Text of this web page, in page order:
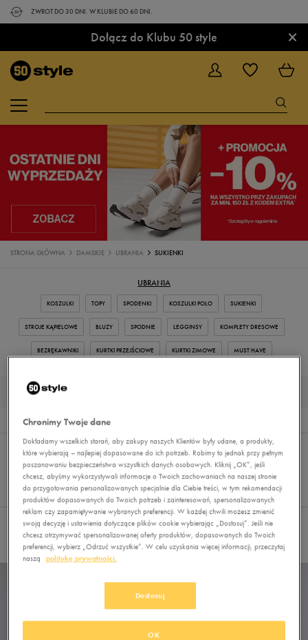
ZWROT DO 30 DNI. W KLUBIE DO 60 DNI.
Dołącz do Klubu 50 style ×
STRONA GŁÓWNA DAMSKIE UBRANIA SUKIENKI
UBRANIA
KOSZULKI TOPY SPODENKI KOSZULKI POLO SUKIENKI
STROJE KĄPIELOWE BLUZY SPODNIE LEGGINSY KOMPLETY DRESOWE
BEZRĘKAWNIKI KURTKI PRZEJŚCIOWE KURTKI ZIMOWE MUST HAVE
6
Wyników
Sortuj:
REKOMENDOWANE
FILTRUJ (1)
Pokaż
60
z 6
Wybrane filtry: SUKIENKA Wyczyść filtry
Chronimy Twoje dane
Dokładamy wszelkich starań, aby zakupy naszych Klientów były udane, a produkty,
które wybierają – najlepiej dopasowane do ich potrzeb. Robimy to jednak przy pełnym
poszanowaniu bezpieczeństwa wszystkich danych osobowych. Kliknij „OK”, jeśli
chcesz, abyśmy wykorzystywali informacje o Twoich zachowaniach na naszej stronie
do przygotowania personalizowanych specjalnie dla Ciebie treści, w tym rekomendacji
produktów dopasowanych do Twoich potrzeb i zainteresowań, spersonalizowanych
reklam czy zapamiętywanie wybranych preferencji. W każdej chwili możesz zmienić
swoją decyzję i ustawienia dotyczące plików cookie wybierając „Dostosuj”. Jeśli nie
chcesz otrzymywać spersonalizowanej oferty produktów, dopasowanych do Twoich
preferencji, wybierz „Odrzuć wszystkie”. W celu uzyskania więcej informacji, przeczytaj
naszą
politykę prywatności.
Dostosuj
OK